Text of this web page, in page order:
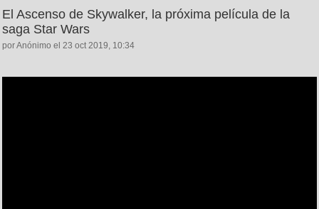
El Ascenso de Skywalker, la próxima película de la
saga Star Wars
por Anónimo el 23 oct 2019, 10:34